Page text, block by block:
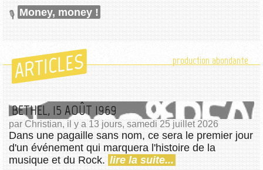
Money, money !
ARTICLES production abondante
BETHEL, 15 AOÛT 1969
par Christian, il y a 13 jours, samedi 25 juillet 2026
Dans une pagaille sans nom, ce sera le premier jour
d'un événement qui marquera l'histoire de la
musique et du Rock. lire la suite...